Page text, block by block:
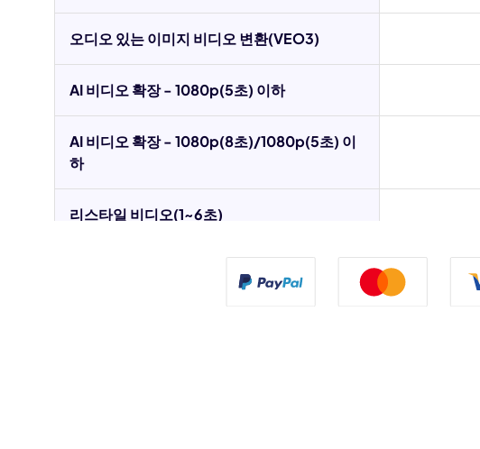
오디오 있는 이미지 비디오 변환(VEO3)
AI 비디오 확장 - 1080p(5초) 이하
AI 비디오 확장 - 1080p(8초)/1080p(5초) 이
하
리스타일 비디오(1~6초)